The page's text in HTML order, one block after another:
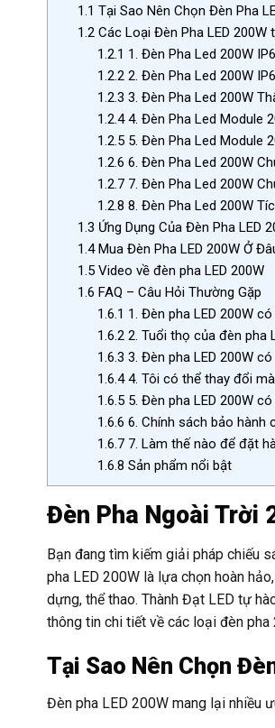
1.1 Tại Sao Nên Chọn Đèn Pha
1.2Các Loại Đèn Pha LED 200W
1.2.1 1. Đèn Pha Led 200W
1.2.2 2. Đèn Pha Led 200W
1.2.3 3. Đèn Pha Led 200W
1.2.44. Đèn Pha Led Module
1.2.5 5. Đèn Pha Led Module
1.2.6 6. Đèn Pha Led 200W
1.2.7 7. Đèn Pha Led 200W
1.2.8 8. Đèn Pha Led 200W
1.3 Ứng Dụng Của Đèn Pha LED
1.4Mua Đèn Pha LED 200W Ở
1.5Video về đèn pha LED 200W
1.6 FAQ – Câu Hỏi Thường Gặp
1.6.1 1. Đèn pha LED 200W
1.6.2 2. Tuổi thọ của đèn pha
1.6.3 3. Đèn pha LED 200W
1.6.44. Tôi có thể thay đổi
1.6.5 5. Đèn pha LED 200W
1.6.6 6. Chính sách bảo hành
1.6.7 7. Làm thế nào để đặt
1.6.8 Sản phẩm nổi bật
Đèn Pha Ngoài Trời
Bạn đang tìm kiếm giải pháp chiếu
pha LED 200W là lựa chọn hoàn
dựng, thể thao. Thành Đạt LED tự
thông tin chi tiết về các loại đèn pha
Tại Sao Nên Chọn
Đèn pha LED 200W mang lại nhiều